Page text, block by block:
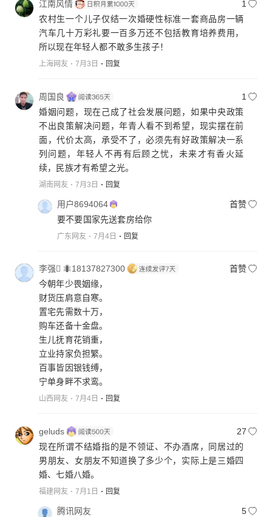
江南风情
1
农村生一个儿子仅结一次婚硬性标准一套商品房一辆
汽车几十万彩礼要一百多万还不包括教育培养费用，
所以现在年轻人都不敢多生孩子！
上海网友 7月3日 回复
周国良
1
婚姻问题，现在己成了社会发展问题，如果中央政策
不出良策解决问题，年青人看不到希望，现实摆在前
面，代价太高，承受不了，必须先有好政策解决一系
列问题，年轻人不再有后顾之忧，未来才有香火延
续，民族才有希望之光。
湖南网友 7月3日 回复
用户8694064
首赞
要不要国家先送套房给你
广东网友 7月4日 回复
李强 🐜18137827300
首赞
今朝年少畏姻缘，
财货压肩意自寒。
置宅先需数十万，
购车还备十金盘。
生儿抚育花销重，
立业持家负担繁。
百事皆因银钱缚，
宁单身畔不求鸾。
山西网友 7月4日 回复
geluds
27
现在所谓不结婚指的是不领证、不办酒席，同居过的
男朋友、女朋友不知道换了多少个，实际上是三婚四
婚、七婚八婚。
福建网友 7月1日 回复
腾讯网友
5